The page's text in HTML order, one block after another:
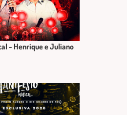
- Henrique e Juliano